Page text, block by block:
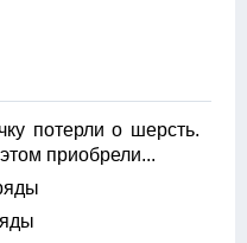
потерли о шерсть.
приобрели...